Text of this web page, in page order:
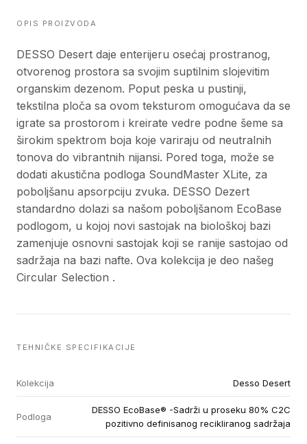
OPIS PROIZVODA
DESSO Desert daje enterijeru osećaj prostranog,
otvorenog prostora sa svojim suptilnim slojevitim
organskim dezenom. Poput peska u pustinji,
tekstilna ploča sa ovom teksturom omogućava da se
igrate sa prostorom i kreirate vedre podne šeme sa
širokim spektrom boja koje variraju od neutralnih
tonova do vibrantnih nijansi. Pored toga, može se
dodati akustična podloga SoundMaster XLite, za
poboljšanu apsorpciju zvuka. DESSO Dezert
standardno dolazi sa našom poboljšanom EcoBase
podlogom, u kojoj novi sastojak na biološkoj bazi
zamenjuje osnovni sastojak koji se ranije sastojao od
sadržaja na bazi nafte. Ova kolekcija je deo našeg
Circular Selection .
TEHNIČKE SPECIFIKACIJE
Kolekcija Desso Desert
Podloga
DESSO EcoBase® -Sadrži u proseku 80% C2C
pozitivno definisanog recikliranog sadržaja